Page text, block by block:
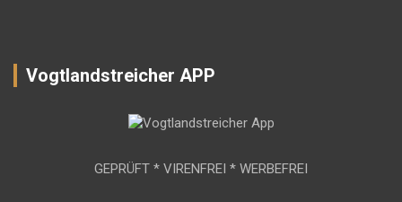
Vogtlandstreicher APP
GEPRÜFT * VIRENFREI * WERBEFREI